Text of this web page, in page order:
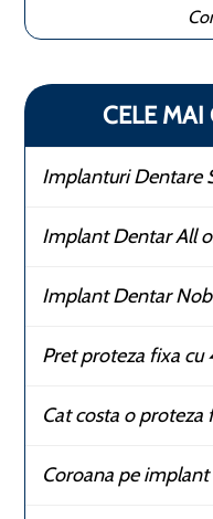
CELE MAI
Implanturi Dentare
Implant Dentar All
Implant Dentar
Pret proteza fixa cu
Cat costa o
Coroana pe